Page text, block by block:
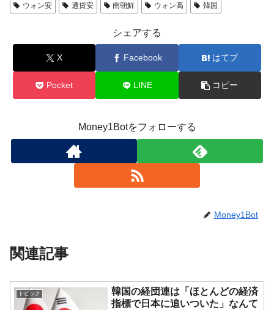
ウォン安
通貨安 南朝鮮 ウォン高 韓国
シェアする
X Facebook はてブ
Pocket LINE コピー
Money1Botをフォローする
Money1Bot
関連記事
トピック
韓国の経団連は「ほとんどの経済
指標で日本に追いついた」なんて